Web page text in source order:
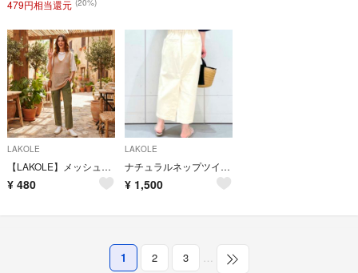
479円相当還元 (20%)
LAKOLE
【LAKOLE】メッシュニットジレ ベージュ ロング丈 Mサイズ ※ ベストのみ
¥ 480
LAKOLE
ナチュラルネップツイルスカート(LAKOLE)
¥ 1,500
1 2 3 …